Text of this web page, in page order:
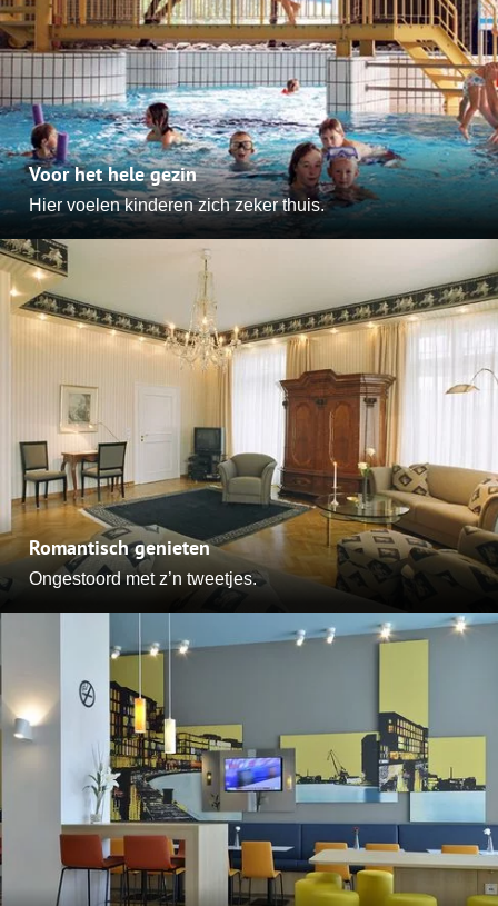
Voor het hele gezin
Hier voelen kinderen zich zeker thuis.
Romantisch genieten
Ongestoord met z’n tweetjes.